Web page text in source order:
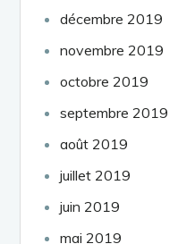
décembre 2019
novembre 2019
octobre 2019
septembre 2019
août 2019
juillet 2019
juin 2019
mai 2019